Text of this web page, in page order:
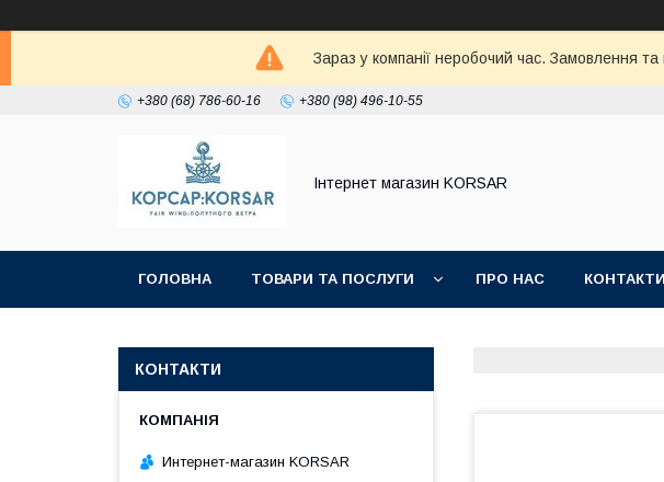
Зараз у компанії неробочий час. Замовлення
+380 (68) 786-60-16 +380 (98) 496-10-55
Iнтернет магазин KORSAR
ГОЛОВНА ТОВАРИ ТА ПОСЛУГИ ПРО НАС КОНТАКТИ
КОНТАКТИ
Интернет-магазин KORSAR